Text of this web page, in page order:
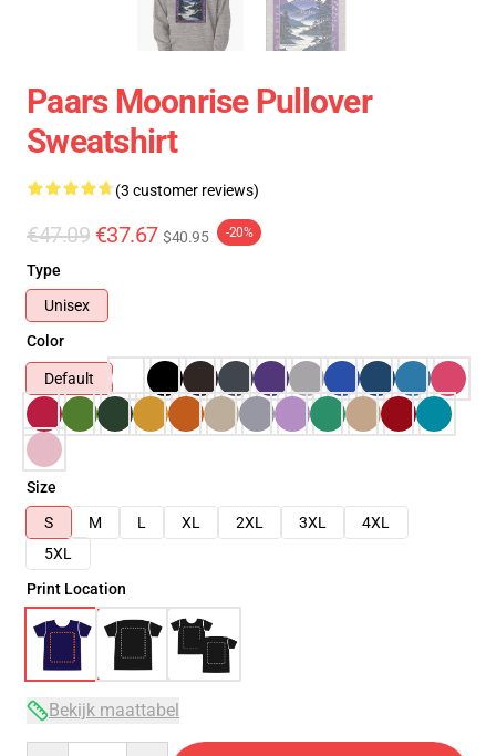
Paars Moonrise Pullover
Sweatshirt
(3 customer reviews)
€47.09 €37.67 $40.95 -20%
Type
Unisex
Color
Default
Size
S
M L XL 2XL 3XL
4XL
5XL
Print Location
Bekijk maattabel